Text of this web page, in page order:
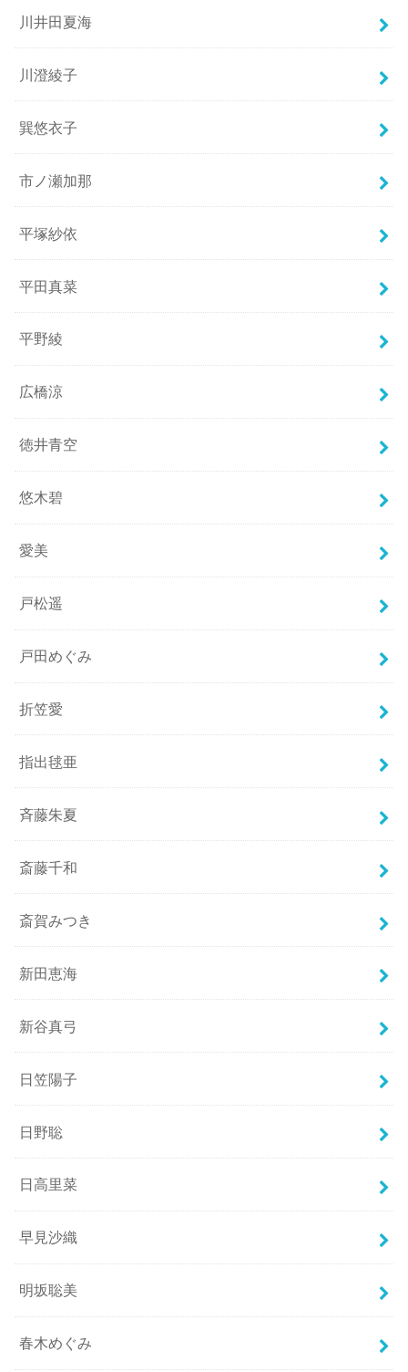
川井田夏海
川澄綾子
巽悠衣子
市ノ瀬加那
平塚紗依
平田真菜
平野綾
広橋涼
徳井青空
悠木碧
愛美
戸松遥
戸田めぐみ
折笠愛
指出毬亜
斉藤朱夏
斎藤千和
斎賀みつき
新田恵海
新谷真弓
日笠陽子
日野聡
日高里菜
早見沙織
明坂聡美
春木めぐみ